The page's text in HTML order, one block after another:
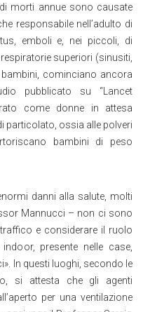
morti annue sono causate
responsabile nell’adulto di
emboli e, nei piccoli, di
superiori (sinusiti,
cominciano ancora
pubblicato su “Lancet
come donne in attesa
particolato, ossia alle polveri
bambini di peso
danni alla salute, molti
Mannucci – non ci sono
e considerare il ruolo
presente nelle case,
In questi luoghi, secondo le
si attesta che gli agenti
per una ventilazione